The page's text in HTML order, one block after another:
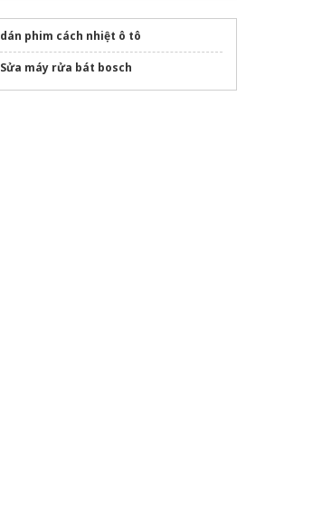
dán phim cách nhiệt ô tô
Sửa máy rửa bát bosch